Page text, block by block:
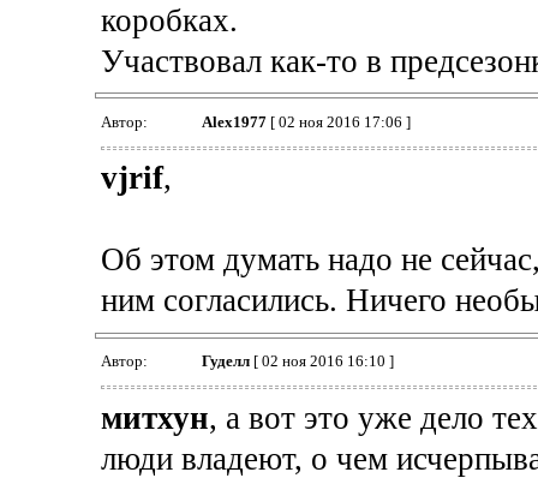
коробках.
Участвовал как-то в
Автор: Alex1977[ 02 ноя 2016 17:06 ]
vjrif,
Об этом думать надо не
ним согласились. Ничего
Автор: Гуделл[ 02 ноя 2016 16:10 ]
митхун, а вот это уже дело
люди владеют, о чем